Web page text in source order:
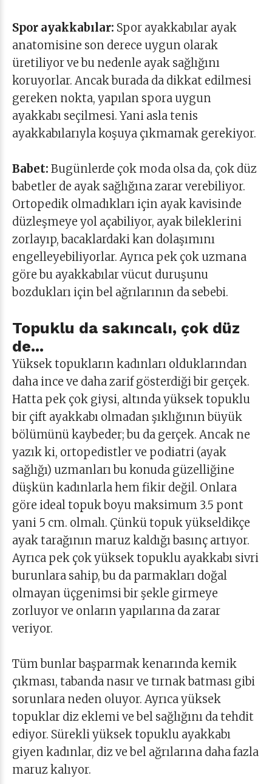
Spor ayakkabılar: Spor ayakkabılar ayak
anatomisine son derece uygun olarak
üretiliyor ve bu nedenle ayak sağlığını
koruyorlar. Ancak burada da dikkat edilmesi
gereken nokta, yapılan spora uygun
ayakkabı seçilmesi. Yani asla tenis
ayakkabılarıyla koşuya çıkmamak gerekiyor.
Babet: Bugünlerde çok moda olsa da, çok düz
babetler de ayak sağlığına zarar verebiliyor.
Ortopedik olmadıkları için ayak kavisinde
düzleşmeye yol açabiliyor, ayak bileklerini
zorlayıp, bacaklardaki kan dolaşımını
engelleyebiliyorlar. Ayrıca pek çok uzmana
göre bu ayakkabılar vücut duruşunu
bozdukları için bel ağrılarının da sebebi.
Topuklu da sakıncalı, çok düz
de...
Yüksek topukların kadınları olduklarından
daha ince ve daha zarif gösterdiği bir gerçek.
Hatta pek çok giysi, altında yüksek topuklu
bir çift ayakkabı olmadan şıklığının büyük
bölümünü kaybeder; bu da gerçek. Ancak ne
yazık ki, ortopedistler ve podiatri (ayak
sağlığı) uzmanları bu konuda güzelliğine
düşkün kadınlarla hem fikir değil. Onlara
göre ideal topuk boyu maksimum 3.5 pont
yani 5 cm. olmalı. Çünkü topuk yükseldikçe
ayak tarağının maruz kaldığı basınç artıyor.
Ayrıca pek çok yüksek topuklu ayakkabı sivri
burunlara sahip, bu da parmakları doğal
olmayan üçgenimsi bir şekle girmeye
zorluyor ve onların yapılarına da zarar
veriyor.
Tüm bunlar başparmak kenarında kemik
çıkması, tabanda nasır ve tırnak batması gibi
sorunlara neden oluyor. Ayrıca yüksek
topuklar diz eklemi ve bel sağlığını da tehdit
ediyor. Sürekli yüksek topuklu ayakkabı
giyen kadınlar, diz ve bel ağrılarına daha fazla
maruz kalıyor.